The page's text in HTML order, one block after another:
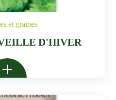
et graines
D'HIVER